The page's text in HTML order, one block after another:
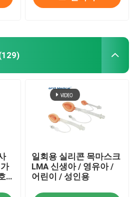
일회용 실리콘 목마스크
LMA 신생아 / 영유아 /
어린이 / 성인용